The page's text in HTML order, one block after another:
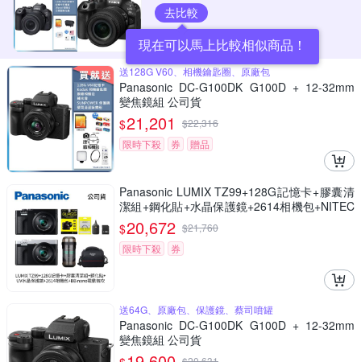
去比較
現在可以馬上比較相似商品！
送128G V60、相機鑰匙圈、原廠包
Panasonic DC-G100DK G100D + 12-32mm
變焦鏡組 公司貨
$21,201 $22,316
限時下殺
券 贈品
Panasonic LUMIX TZ99+128G記憶卡+膠囊清
潔組+鋼化貼+水晶保護鏡+2614相機包+NITEC
ORE BB nano 迷你電動氣吹(公司貨)
$20,672 $21,760
限時下殺
券
送64G、原廠包、保護鏡、蔡司噴罐
Panasonic DC-G100DK G100D + 12-32mm
變焦鏡組 公司貨